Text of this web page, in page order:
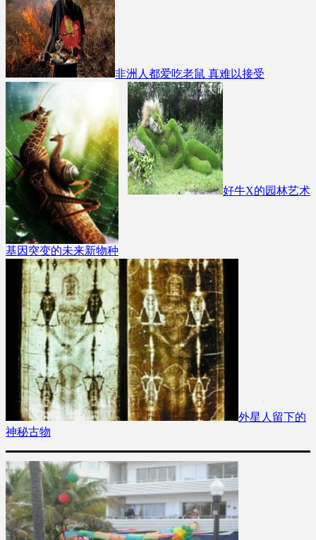
非洲人都爱吃老鼠 真难以接受
好牛X的园林艺术
基因突变的未来新物种
外星人留下的
神秘古物